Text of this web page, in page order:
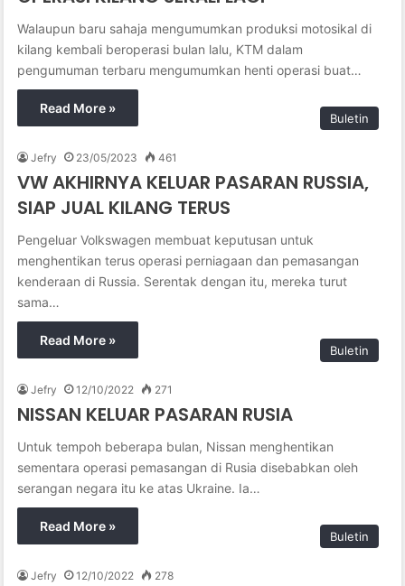
Walaupun baru sahaja mengumumkan produksi motosikal di
kilang kembali beroperasi bulan lalu, KTM dalam
pengumuman terbaru mengumumkan henti operasi buat…
Read More »
Buletin
Jefry 23/05/2023 461
VW AKHIRNYA KELUAR PASARAN RUSSIA,
SIAP JUAL KILANG TERUS
Pengeluar Volkswagen membuat keputusan untuk
menghentikan terus operasi perniagaan dan pemasangan
kenderaan di Russia. Serentak dengan itu, mereka turut
sama…
Read More »
Buletin
Jefry 12/10/2022 271
NISSAN KELUAR PASARAN RUSIA
Untuk tempoh beberapa bulan, Nissan menghentikan
sementara operasi pemasangan di Rusia disebabkan oleh
serangan negara itu ke atas Ukraine. Ia…
Read More »
Buletin
Jefry 12/10/2022 278